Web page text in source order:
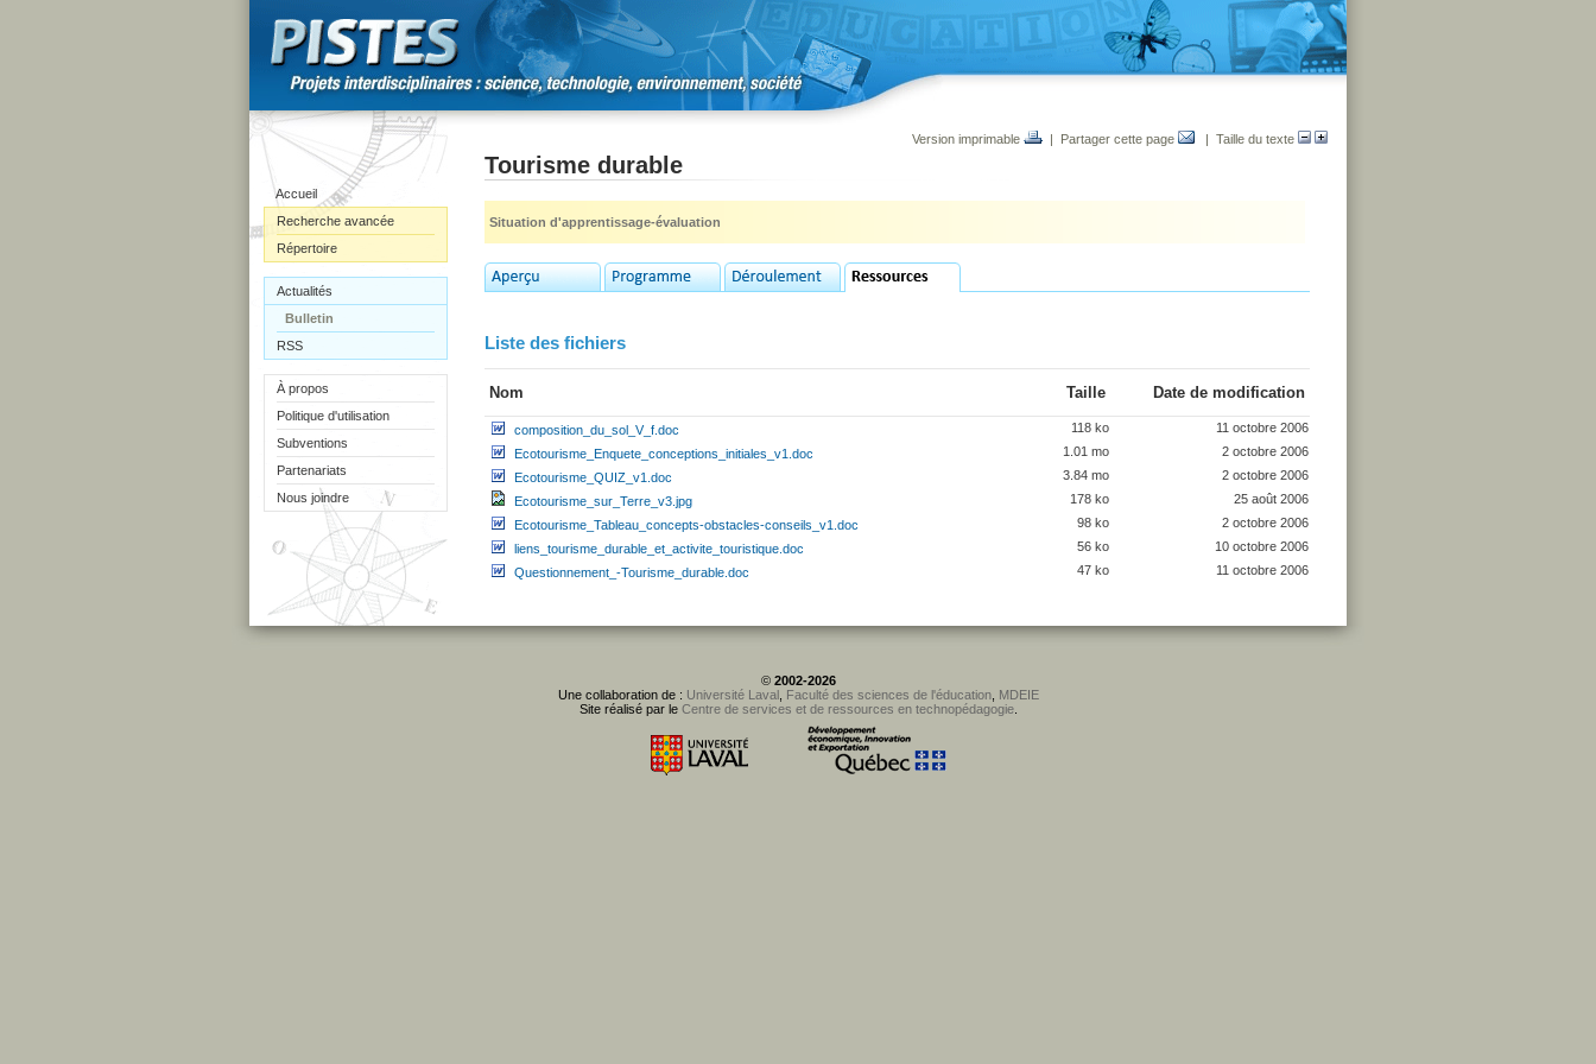
Accueil
Recherche avancée
Répertoire
Actualités
Bulletin
RSS
À propos
Politique d'utilisation
Subventions
Partenariats
Nous joindre
Version imprimable | Partager cette page | Taille du texte
Tourisme durable
Situation d'apprentissage-évaluation
Liste des fichiers
Nom Taille Date de modification
composition_du_sol_V_f.doc 118 ko
11 octobre 2006
Ecotourisme_Enquete_conceptions_initiales_v1.doc
1.01 mo
2 octobre 2006
Ecotourisme_QUIZ_v1.doc
3.84 mo
2 octobre 2006
Ecotourisme_sur_Terre_v3.jpg
178 ko
25 août 2006
Ecotourisme_Tableau_concepts-obstacles-conseils_v1.doc
98 ko
2 octobre 2006
liens_tourisme_durable_et_activite_touristique.doc
56 ko
10 octobre 2006
Questionnement_-Tourisme_durable.doc
47 ko 11 octobre 2006
© 2002-2026
Une collaboration de : Université Laval, Faculté des sciences de l'éducation, MDEIE
Site réalisé par le Centre de services et de ressources en technopédagogie.